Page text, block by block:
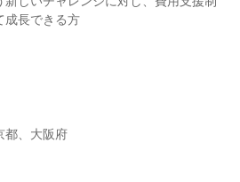
成長できる方
都、大阪府